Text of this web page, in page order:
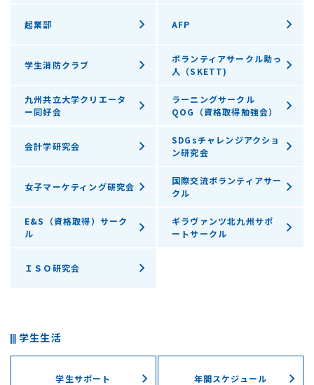
起業部 AFP
学生消防クラブ
ボランティアサークル助っ
人（SKETT)
九州共立大学クリエータ
ー同好会
ラーニングサークル
QOG（資格取得勉強会）
会計学研究会
SDGsチャレンジアクショ
ン研究会
女子マーケティング研究会
国際交流ボランティアサー
クル
E&S（資格取得）サーク
ル
ギラヴァンツ北九州サポ
ートサークル
ＩＳＯ研究会
学生生活
学生サポート 年間スケジュール